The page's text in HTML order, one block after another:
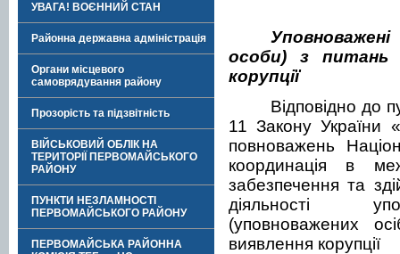
УВАГА! ВОЄННИЙ СТАН
Районна державна адміністрація
Органи місцевого
самоврядування району
Прозорість та підзвітність
ВІЙСЬКОВИЙ ОБЛІК НА
ТЕРИТОРІЇ ПЕРВОМАЙСЬКОГО
РАЙОНУ
ПУНКТИ НЕЗЛАМНОСТІ
ПЕРВОМАЙСЬКОГО РАЙОНУ
ПЕРВОМАЙСЬКА РАЙОННА
особи) з питань
корупції
Відповідно до
11 Закону України
повноважень
координація в
забезпечення та
діяльності
(уповноважених
виявлення корупції